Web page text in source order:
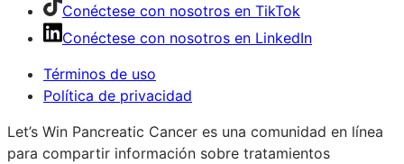
Conéctese con nosotros en TikTok
Conéctese con nosotros en LinkedIn
Términos de uso
Política de privacidad
Let’s Win Pancreatic Cancer es una comunidad en línea
para compartir información sobre tratamientos